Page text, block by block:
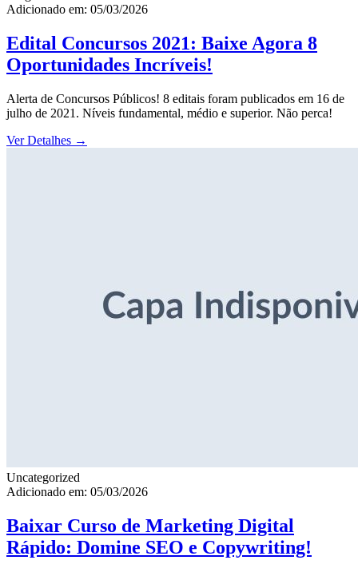
Adicionado em: 05/03/2026
Edital Concursos 2021: Baixe Agora 8
Oportunidades Incríveis!
Alerta de Concursos Públicos! 8 editais foram publicados em 16 de
julho de 2021. Níveis fundamental, médio e superior. Não perca!
Ver Detalhes →
Uncategorized
Adicionado em: 05/03/2026
Baixar Curso de Marketing Digital
Rápido: Domine SEO e Copywriting!